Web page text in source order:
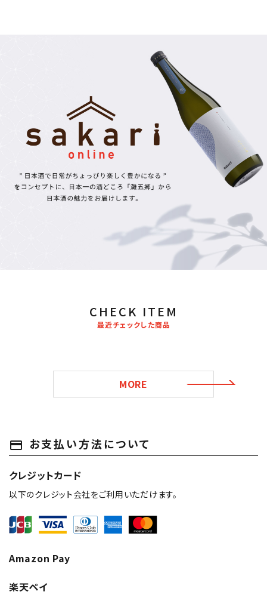
CHECK ITEM
最近チェックした商品
MORE
payment お支払い方法について
クレジットカード
以下のクレジット会社をご利用いただけます。
Amazon Pay
楽天ペイ